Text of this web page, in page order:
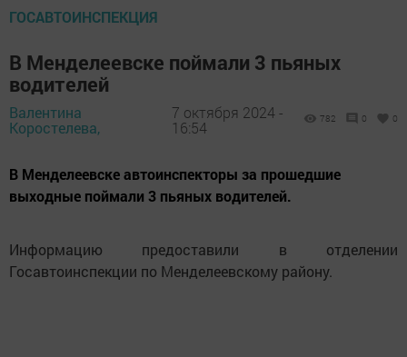
ГОСАВТОИНСПЕКЦИЯ
В Менделеевске поймали 3 пьяных
водителей
Валентина
Коростелева,
7 октября 2024 -
16:54
782 0 0
В Менделеевске автоинспекторы за прошедшие
выходные поймали 3 пьяных водителей.
Информацию предоставили в отделении
Госавтоинспекции по Менделеевскому району.